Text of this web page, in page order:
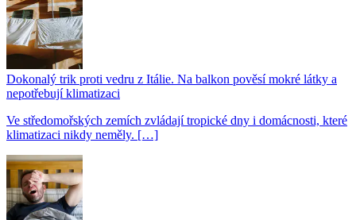
Dokonalý trik proti vedru z Itálie. Na balkon pověsí mokré látky a
nepotřebují klimatizaci
Ve středomořských zemích zvládají tropické dny i domácnosti, které
klimatizaci nikdy neměly. […]